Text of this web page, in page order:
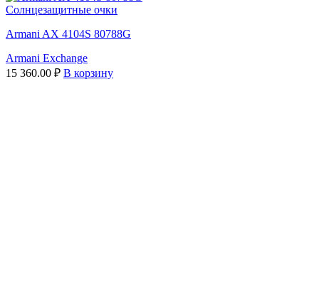
Солнцезащитные очки
Armani AX 4104S 80788G
Armani Exchange
15 360.00 ₽ В корзину